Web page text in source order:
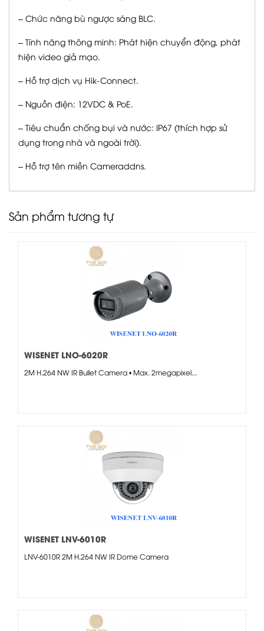
– Chức năng bù ngược sáng BLC.
– Tính năng thông minh: Phát hiện chuyển động, phát
hiện video giả mạo.
– Hỗ trợ dịch vụ Hik-Connect.
– Nguồn điện: 12VDC & PoE.
– Tiêu chuẩn chống bụi và nước: IP67 (thích hợp sử
dụng trong nhà và ngoài trời).
– Hỗ trợ tên miền Cameraddns.
Sản phẩm tương tự
WISENET LNO-6020R
2M H.264 NW IR Bullet Camera • Max. 2megapixel...
WISENET LNV-6010R
LNV-6010R 2M H.264 NW IR Dome Camera